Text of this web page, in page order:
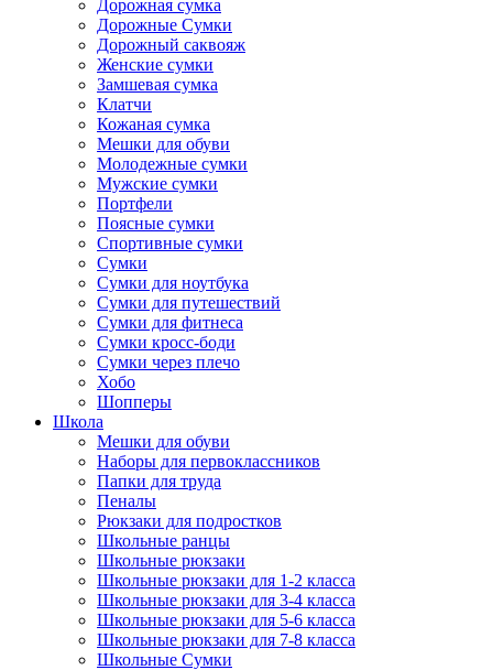
Дорожная сумка
Дорожные Сумки
Дорожный саквояж
Женские сумки
Замшевая сумка
Клатчи
Кожаная сумка
Мешки для обуви
Молодежные сумки
Мужские сумки
Портфели
Поясные сумки
Спортивные сумки
Сумки
Сумки для ноутбука
Сумки для путешествий
Сумки для фитнеса
Сумки кросс-боди
Сумки через плечо
Хобо
Шопперы
Школа
Мешки для обуви
Наборы для первоклассников
Папки для труда
Пеналы
Рюкзаки для подростков
Школьные ранцы
Школьные рюкзаки
Школьные рюкзаки для 1-2 класса
Школьные рюкзаки для 3-4 класса
Школьные рюкзаки для 5-6 класса
Школьные рюкзаки для 7-8 класса
Школьные Сумки